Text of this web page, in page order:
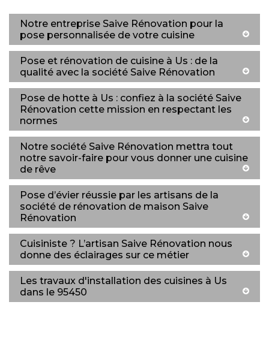
Notre entreprise Saive Rénovation pour la
pose personnalisée de votre cuisine
Pose et rénovation de cuisine à Us : de la
qualité avec la société Saive Rénovation
Pose de hotte à Us : confiez à la société Saive
Rénovation cette mission en respectant les
normes
Notre société Saive Rénovation mettra tout
notre savoir-faire pour vous donner une cuisine
de rêve
Pose d’évier réussie par les artisans de la
société de rénovation de maison Saive
Rénovation
Cuisiniste ? L’artisan Saive Rénovation nous
donne des éclairages sur ce métier
Les travaux d'installation des cuisines à Us
dans le 95450